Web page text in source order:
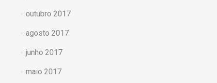
outubro 2017
agosto 2017
junho 2017
maio 2017